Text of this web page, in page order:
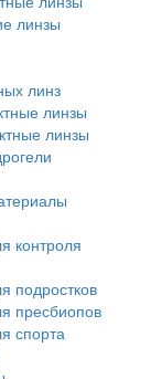
линзы
линз
линзы
линзы
контроля
подростков
пресбиопов
спорта